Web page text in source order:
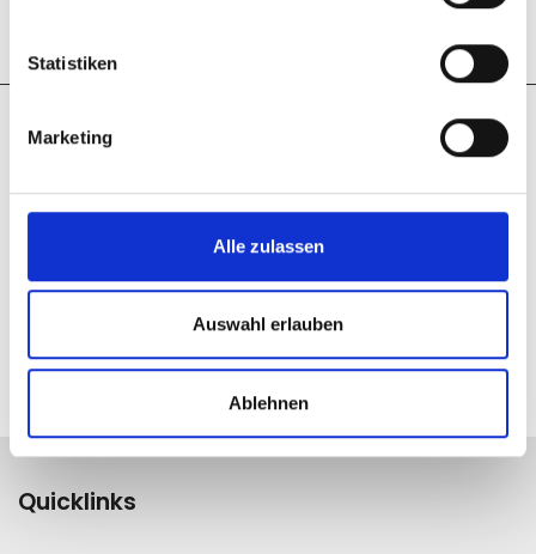
Statistiken
Marketing
Alle zulassen
Auswahl erlauben
Ablehnen
Die Arbeit des
Niedersachsen und
Bremen e.V. wird
Ministerium für
Bremen.
Quicklinks